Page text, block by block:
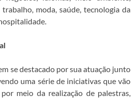
moda, saúde, tecnologia da
se destacado por sua atuação junto
uma série de iniciativas que vão
meio da realização de palestras,